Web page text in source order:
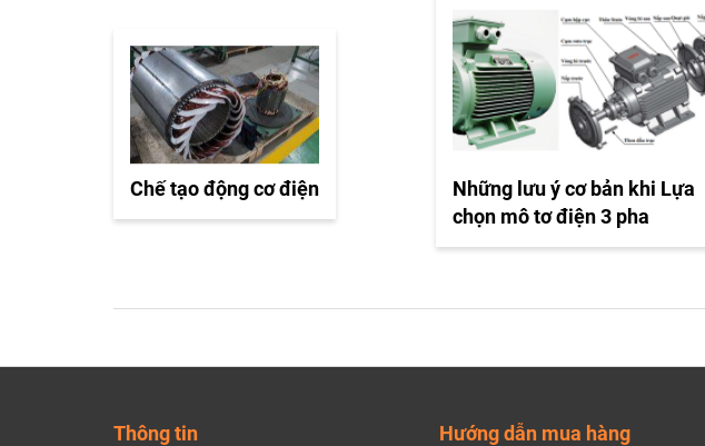
Chế tạo động cơ điện
Những lưu ý cơ bản khi Lựa
chọn mô tơ điện 3 pha
Thông tin Hướng dẫn mua hàng